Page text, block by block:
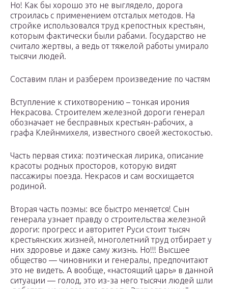
Но! Как бы хорошо это не выглядело, дорога
строилась с применением отсталых методов. На
стройке использовался труд крепостных крестьян,
которым фактически были рабами. Государство не
считало жертвы, а ведь от тяжелой работы умирало
тысячи людей.
Составим план и разберем произведение по частям
Вступление к стихотворению – тонкая ирония
Некрасова. Строителем железной дороги генерал
обозначает не бесправных крестьян-рабочих, а
графа Клейнмихеля, известного своей жестокостью.
Часть первая стиха: поэтическая лирика, описание
красоты родных просторов, которую видят
пассажиры поезда. Некрасов и сам восхищается
родиной.
Вторая часть поэмы: все быстро меняется! Сын
генерала узнает правду о строительства железной
дороги: прогресс и авторитет Руси стоит тысяч
крестьянских жизней, многолетний труд отбирает у
них здоровье и даже саму жизнь. Но!!! Высшее
общество — чиновники и генералы, предпочитают
это не видеть. А вообще, «настоящий царь» в данной
ситуации — голод, это из-за него тысячи людей шли